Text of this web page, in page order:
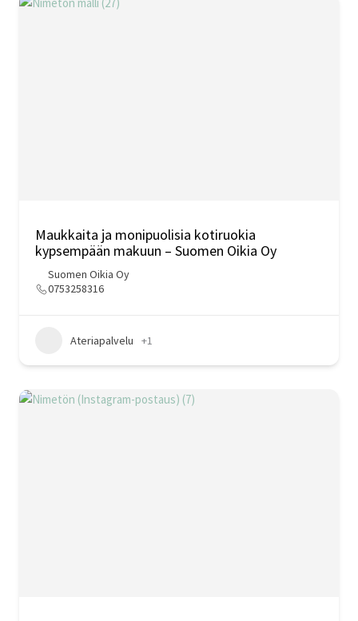
Maukkaita ja monipuolisia kotiruokia
kypsempään makuun – Suomen Oikia Oy
Suomen Oikia Oy
0753258316
Ateriapalvelu +1